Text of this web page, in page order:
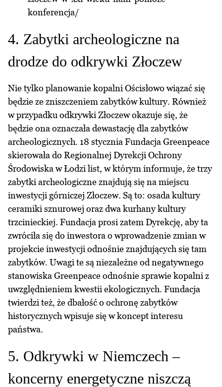
konferencja/
4. Zabytki archeologiczne na
drodze do odkrywki Złoczew
Nie tylko planowanie kopalni Ościsłowo wiązać się
będzie ze zniszczeniem zabytków kultury. Również
w przypadku odkrywki Złoczew okazuje się, że
będzie ona oznaczała dewastację dla zabytków
archeologicznych. 18 stycznia Fundacja Greenpeace
skierowała do Regionalnej Dyrekcji Ochrony
Środowiska w Łodzi list, w którym informuje, że trzy
zabytki archeologiczne znajdują się na miejscu
inwestycji górniczej Złoczew. Są to: osada kultury
ceramiki sznurowej oraz dwa kurhany kultury
trzcinieckiej. Fundacja prosi zatem Dyrekcję, aby ta
zwróciła się do inwestora o wprowadzenie zmian w
projekcie inwestycji odnośnie znajdujących się tam
zabytków. Uwagi te są niezależne od negatywnego
stanowiska Greenpeace odnośnie sprawie kopalni z
uwzględnieniem kwestii ekologicznych. Fundacja
twierdzi też, że dbałość o ochronę zabytków
historycznych wpisuje się w koncept interesu
państwa.
5. Odkrywki w Niemczech –
koncerny energetyczne niszczą